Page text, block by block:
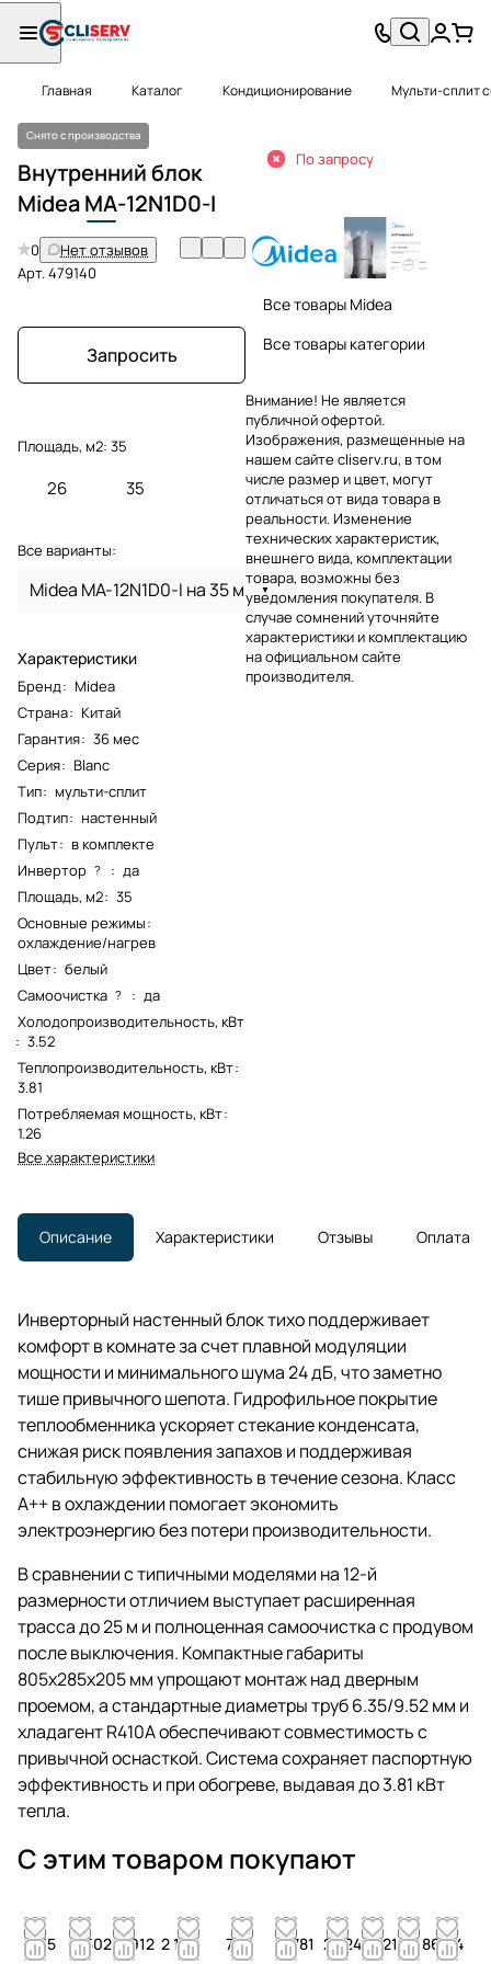
Главная Каталог Кондиционирование Мульти-сплит
Снято с производства
Внутренний блок
MideaMA-12N1D0-I
0
Нет отзывов
Арт.479140
Запросить
Площадь, м2: 35
26 35
Все варианты:
Midea MA-12N1D0-I на 35 м
Характеристики
Бренд: Midea
Страна: Китай
Гарантия: 36 мес
Серия: Blanc
Тип: мульти-сплит
Подтип: настенный
Пульт: в комплекте
Инвертор ? : да
Площадь, м2: 35
Основные режимы:
охлаждение/нагрев
Цвет: белый
Самоочистка ? : да
Холодопроизводительность, кВт
: 3.52
Теплопроизводительность, кВт:
3.81
Потребляемая мощность, кВт:
1.26
Все характеристики
По запросу
Все товары Midea
Все товары категории
Внимание! Не является
публичной офертой.
Изображения, размещенные на
нашем сайте cliserv.ru, в том
числе размер и цвет, могут
отличаться от вида товара в
реальности. Изменение
технических характеристик,
внешнего вида, комплектации
товара, возможны без
уведомления покупателя. В
случае сомнений уточняйте
характеристики и комплектацию
на официальном сайте
производителя.
Описание Характеристики Отзывы Оплата
Инверторный настенный блок тихо поддерживает
комфорт в комнате за счет плавной модуляции
мощности и минимального шума 24 дБ, что заметно
тише привычного шепота. Гидрофильное покрытие
теплообменника ускоряет стекание конденсата,
снижая риск появления запахов и поддерживая
стабильную эффективность в течение сезона. Класс
A++ в охлаждении помогает экономить
электроэнергию без потери производительности.
В сравнении с типичными моделями на 12-й
размерности отличием выступает расширенная
трасса до 25 м и полноценная самоочистка с продувом
после выключения. Компактные габариты
805x285x205 мм упрощают монтаж над дверным
проемом, а стандартные диаметры труб 6.35/9.52 мм и
хладагент R410A обеспечивают совместимость с
привычной оснасткой. Система сохраняет паспортную
эффективность и при обогреве, выдавая до 3.81 кВт
тепла.
С этим товаром покупают
955
2 502 3 912 2 163
721
4 781 2 524
721 4 86644